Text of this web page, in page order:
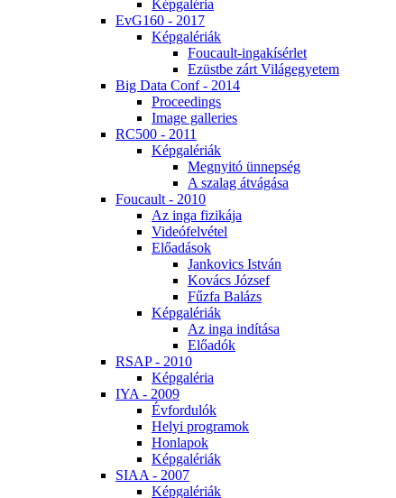
Kép­ga­lé­ria
EvG160 - 2017
Kép­ga­lé­ri­ák
Fo­u­ca­ult-in­ga­kí­sér­let
Ezüst­be zárt Vi­lág­egye­tem
Big Da­ta Conf - 2014
Pro­ce­e­dings
Image gal­le­ri­es
RC500 - 2011
Kép­ga­lé­ri­ák
Meg­nyi­tó ün­nep­ség
A sza­lag át­vá­gá­sa
Fo­u­ca­ult - 2010
Az in­ga fi­zi­ká­ja
Vi­de­ó­fel­vé­tel
Elő­adá­sok
Jan­ko­vics Ist­ván
Ko­vács Jó­zsef
Fűz­fa Ba­lázs
Kép­ga­lé­ri­ák
Az in­ga in­dí­tá­sa
Elő­adók
RSAP - 2010
Kép­ga­lé­ria
IYA - 2009
Év­for­du­lók
He­lyi prog­ra­mok
Hon­la­pok
Kép­ga­lé­ri­ák
SI­AA - 2007
Kép­ga­lé­ri­ák